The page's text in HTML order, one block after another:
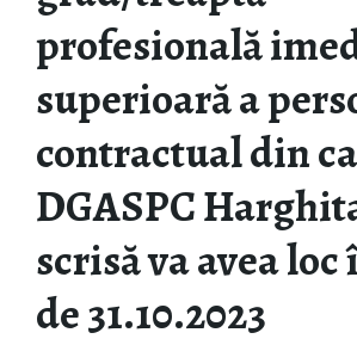
profesională
superioară a
contractual din
DGASPC
scrisă va avea
de 31.10.2023